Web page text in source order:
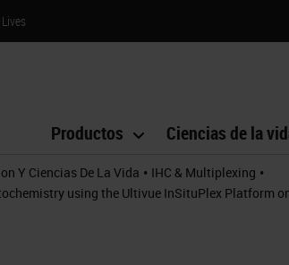
Productos Ciencias de la
Y Ciencias De La Vida • IHC & Multiplexing •
using the Ultivue InSituPlex Platform